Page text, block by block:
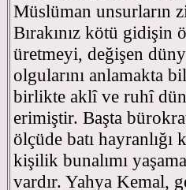
Müslüman unsurların
Bırakınız kötü
üretmeyi, değişen
olgularını anlamakta
birlikte aklî ve ruhî
erimiştir. Başta
ölçüde batı
kişilik bunalımı
vardır. Yahya Kemal,